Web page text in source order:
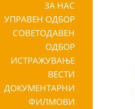
ЗА НАС
УПРАВЕН ОДБОР
СОВЕТОДАВЕН
ОДБОР
ИСТРАЖУВАЊЕ
ВЕСТИ
ДОКУМЕНТАРНИ
ФИЛМОВИ